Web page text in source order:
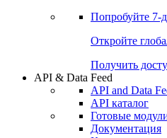
Попробуйте 7-
Откройте
Получить
API & Data Feed
API and Data
API каталог
Готовые
Документация